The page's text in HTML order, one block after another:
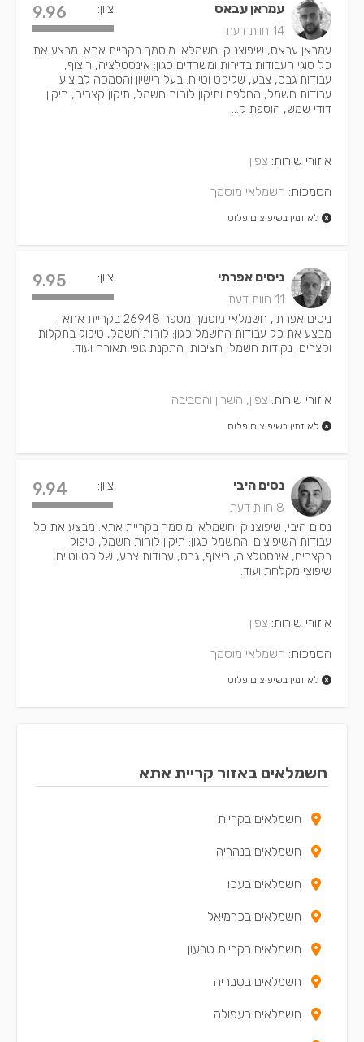
עמראן עבאס
14 חוות דעת
ציון: 9.96
עמראן עבאס, שיפוצניק וחשמלאי מוסמך בקריית אתא. מבצע את
כל סוגי העבודות בדירות ומשרדים כגון: אינסטלציה, ריצוף,
עבודות גבס, צבע, שליכט וטייח. בעל רישיון והסמכה לביצוע
עבודות חשמל, החלפת ותיקון לוחות חשמל, תיקון קצרים, תיקון
דודי שמש, הוספת ק...
איזורי שירות: צפון
הסמכות: חשמלאי מוסמך
לא זמין בשיפוצים פלוס
ניסים אפרתי
11 חוות דעת
ציון: 9.95
ניסים אפרתי, חשמלאי מוסמך מספר 26948 בקריית אתא .
מבצע את כל עבודות החשמל כגון: לוחות חשמל, טיפול בתקלות
וקצרים, נקודות חשמל, חציבות, התקנת גופי תאורה ועוד.
איזורי שירות: צפון, השרון והסביבה
לא זמין בשיפוצים פלוס
נסים היבי
8 חוות דעת
ציון: 9.94
נסים היבי, שיפוצניק וחשמלאי מוסמך בקריית אתא. מבצע את כל
עבודות השיפוצים והחשמל כגון: תיקון לוחות חשמל, טיפול
בקצרים, אינסטלציה, ריצוף, גבס, עבודות צבע, שליכט וטייח,
שיפוצי מקלחת ועוד.
איזורי שירות: צפון
הסמכות: חשמלאי מוסמך
לא זמין בשיפוצים פלוס
חשמלאים באזור קריית אתא
חשמלאים בקריות
חשמלאים בנהריה
חשמלאים בעכו
חשמלאים בכרמיאל
חשמלאים בקריית טבעון
חשמלאים בטבריה
חשמלאים בעפולה